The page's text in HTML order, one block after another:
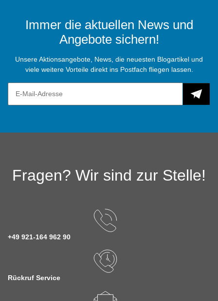
Immer die aktuellen News und
Angebote sichern!
Unsere Aktionsangebote, News, die neuesten Blogartikel und
viele weitere Vorteile direkt ins Postfach fliegen lassen.
Fragen? Wir sind zur Stelle!
+49 921-164 962 90
Rückruf Service